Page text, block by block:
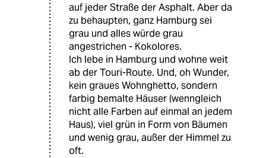
auf jeder Straße der Asphalt. Aber da
zu behaupten, ganz Hamburg sei
grau und alles würde grau
angestrichen - Kokolores.
Ich lebe in Hamburg und wohne weit
ab der Touri-Route. Und, oh Wunder,
kein graues Wohnghetto, sondern
farbig bemalte Häuser (wenngleich
nicht alle Farben auf einmal an jedem
Haus), viel grün in Form von Bäumen
und wenig grau, außer der Himmel zu
oft.